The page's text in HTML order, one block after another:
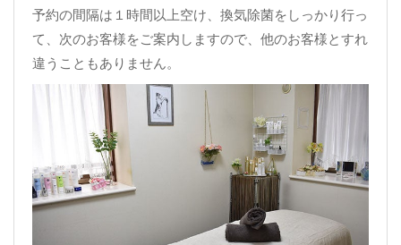
予約の間隔は１時間以上空け、換気除菌をしっかり行っ
て、次のお客様をご案内しますので、他のお客様とすれ
違うこともありません。